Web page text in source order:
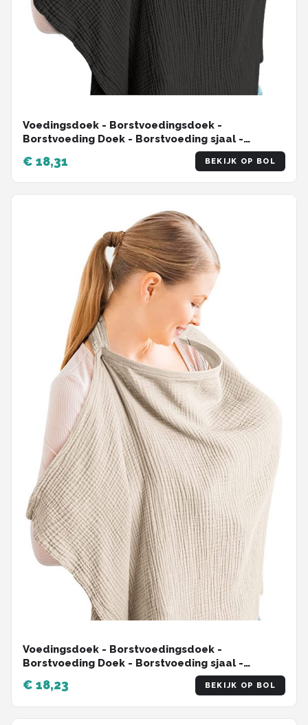
Voedingsdoek - Borstvoedingsdoek -
Borstvoeding Doek - Borstvoeding sjaal -
borstvoedingsschort - Voedingscape -
Afschermdoek - 75*95 cm - Katoenen -
Verstelbaar - Uitwasbaar - Kraamcadeau -
Borstvoedingsaccessoires - zwart - 75*95cm
€ 18,31 BEKIJK OP BOL
Voedingsdoek - Borstvoedingsdoek -
Borstvoeding Doek - Borstvoeding sjaal -
borstvoedingsschort - Voedingscape -
Afschermdoek - 75*95 cm - Katoenen -
Verstelbaar - Uitwasbaar - Kraamcadeau -
Borstvoedingsaccessoires - Khaki - 75*95cm
€ 18,23 BEKIJK OP BOL